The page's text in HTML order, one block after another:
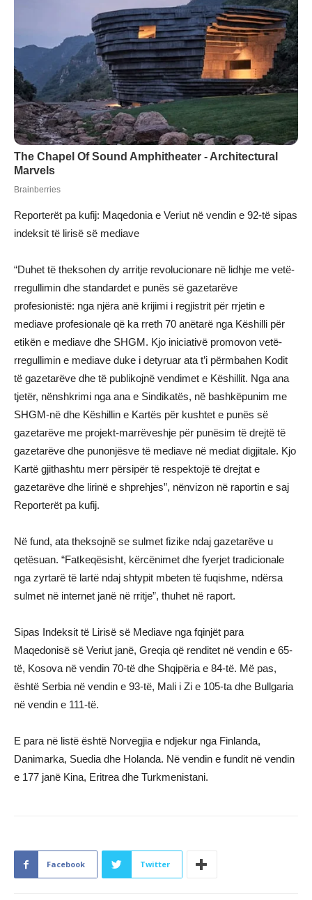
Reporterët pa kufij: Maqedonia e Veriut në vendin e 92-të sipas
indeksit të lirisë së mediave
“Duhet të theksohen dy arritje revolucionare në lidhje me vetë-
rregullimin dhe standardet e punës së gazetarëve
profesionistë: nga njëra anë krijimi i regjistrit për rrjetin e
mediave profesionale që ka rreth 70 anëtarë nga Këshilli për
etikën e mediave dhe SHGM. Kjo iniciativë promovon vetë-
rregullimin e mediave duke i detyruar ata t’i përmbahen Kodit
të gazetarëve dhe të publikojnë vendimet e Këshillit. Nga ana
tjetër, nënshkrimi nga ana e Sindikatës, në bashkëpunim me
SHGM-në dhe Këshillin e Kartës për kushtet e punës së
gazetarëve me projekt-marrëveshje për punësim të drejtë të
gazetarëve dhe punonjësve të mediave në mediat digjitale. Kjo
Kartë gjithashtu merr përsipër të respektojë të drejtat e
gazetarëve dhe lirinë e shprehjes”, nënvizon në raportin e saj
Reporterët pa kufij.
Në fund, ata theksojnë se sulmet fizike ndaj gazetarëve u
qetësuan. “Fatkeqësisht, kërcënimet dhe fyerjet tradicionale
nga zyrtarë të lartë ndaj shtypit mbeten të fuqishme, ndërsa
sulmet në internet janë në rritje”, thuhet në raport.
Sipas Indeksit të Lirisë së Mediave nga fqinjët para
Maqedonisë së Veriut janë, Greqia që renditet në vendin e 65-
të, Kosova në vendin 70-të dhe Shqipëria e 84-të. Më pas,
është Serbia në vendin e 93-të, Mali i Zi e 105-ta dhe Bullgaria
në vendin e 111-të.
E para në listë është Norvegjia e ndjekur nga Finlanda,
Danimarka, Suedia dhe Holanda. Në vendin e fundit në vendin
e 177 janë Kina, Eritrea dhe Turkmenistani.
Facebook Twitter